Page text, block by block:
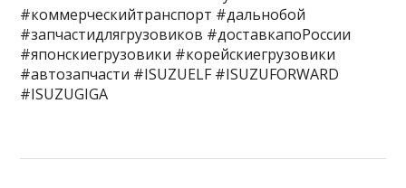
#коммерческийтранспорт #дальнобой
#запчастидлягрузовиков #доставкапоРоссии
#японскиегрузовики #корейскиегрузовики
#автозапчасти #ISUZUELF #ISUZUFORWARD
#ISUZUGIGA